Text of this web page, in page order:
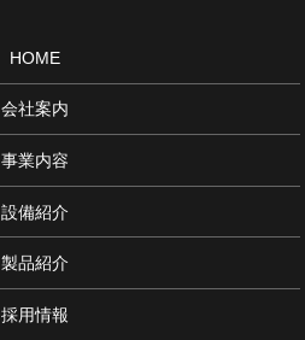
HOME
会社案内
事業内容
設備紹介
製品紹介
採用情報